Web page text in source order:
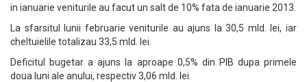
in ianuarie veniturile au facut un salt de 10% fata de ianuarie 2013.
La sfarsitul lunii februarie veniturile au ajuns la 30,5 mld. lei, iar
cheltuielile totalizau 33,5 mld. lei.
Deficitul bugetar a ajuns la aproape 0,5% din PIB dupa primele
doua luni ale anului, respectiv 3,06 mld. lei.